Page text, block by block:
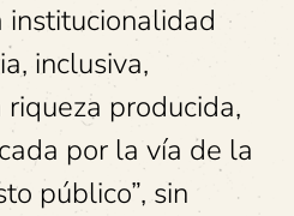
inclusiva,
producida,
por la vía de la
público”, sin